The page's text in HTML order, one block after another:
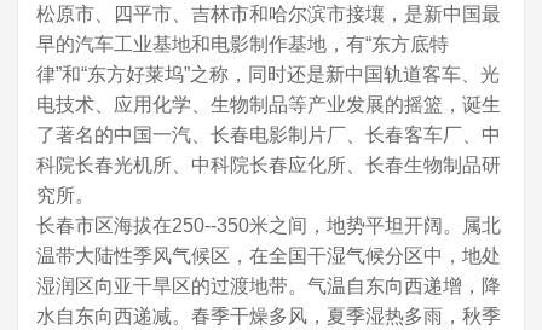
松原市、四平市、吉林市和哈尔滨市接壤，是新中国最
早的汽车工业基地和电影制作基地，有“东方底特
律”和“东方好莱坞”之称，同时还是新中国轨道客车、光
电技术、应用化学、生物制品等产业发展的摇篮，诞生
了著名的中国一汽、长春电影制片厂、长春客车厂、中
科院长春光机所、中科院长春应化所、长春生物制品研
究所。
长春市区海拔在250--350米之间，地势平坦开阔。属北
温带大陆性季风气候区，在全国干湿气候分区中，地处
湿润区向亚干旱区的过渡地带。气温自东向西递增，降
水自东向西递减。春季干燥多风，夏季湿热多雨，秋季